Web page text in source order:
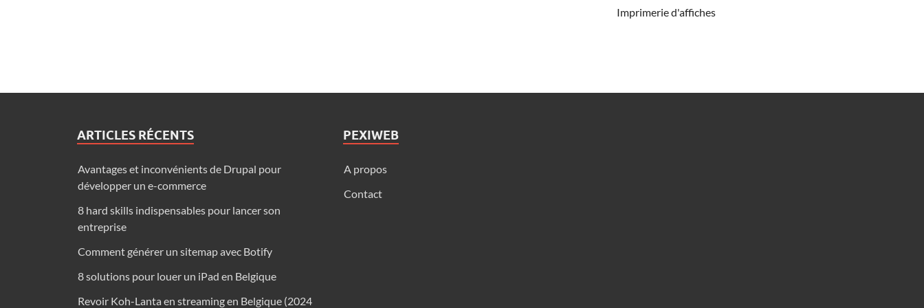
Imprimerie d'affiches
ARTICLES RÉCENTS
Avantages et inconvénients de Drupal pour
développer un e-commerce
8 hard skills indispensables pour lancer son
entreprise
Comment générer un sitemap avec Botify
8 solutions pour louer un iPad en Belgique
Revoir Koh-Lanta en streaming en Belgique (2024
PEXIWEB
A propos
Contact